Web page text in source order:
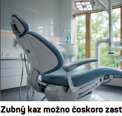
Zubný kaz možno čoskoro